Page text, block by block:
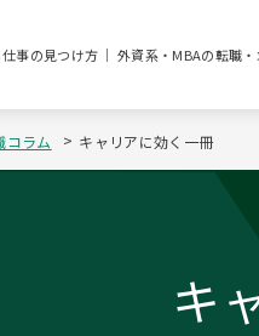
事の見つけ方 ｜ 外資系・MBAの転職
コラム キャリアに効く一冊
キ